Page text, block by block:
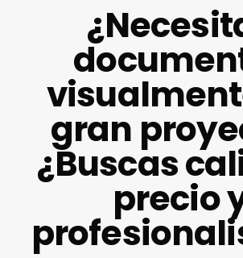
gran
¿Buscas
precio